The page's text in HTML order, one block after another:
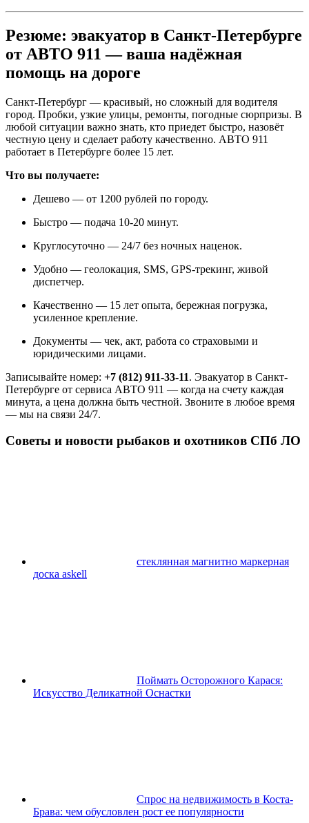
Резюме: эвакуатор в Санкт-Петербурге
от АВТО 911 — ваша надёжная
помощь на дороге
Санкт-Петербург — красивый, но сложный для водителя
город. Пробки, узкие улицы, ремонты, погодные сюрпризы. В
любой ситуации важно знать, кто приедет быстро, назовёт
честную цену и сделает работу качественно. АВТО 911
работает в Петербурге более 15 лет.
Что вы получаете:
Дешево — от 1200 рублей по городу.
Быстро — подача 10-20 минут.
Круглосуточно — 24/7 без ночных наценок.
Удобно — геолокация, SMS, GPS-трекинг, живой
диспетчер.
Качественно — 15 лет опыта, бережная погрузка,
усиленное крепление.
Документы — чек, акт, работа со страховыми и
юридическими лицами.
Записывайте номер: +7 (812) 911-33-11. Эвакуатор в Санкт-
Петербурге от сервиса АВТО 911 — когда на счету каждая
минута, а цена должна быть честной. Звоните в любое время
— мы на связи 24/7.
Советы и новости рыбаков и охотников СПб ЛО
стеклянная магнитно маркерная
доска askell
Поймать Осторожного Карася:
Искусство Деликатной Оснастки
Спрос на недвижимость в Коста-
Брава: чем обусловлен рост ее популярности